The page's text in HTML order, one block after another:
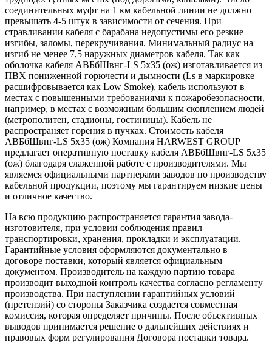
соединительных муфт на 1 км кабельной линии не должно
превышать 4-5 штук в зависимости от сечения. При
стравливании кабеля с барабана недопустимы его резкие
изгибы, заломы, перекручивания. Минимальный радиус на
изгиб не менее 7,5 наружных диаметров кабеля. Так как
оболочка кабеля АВБбШвнг-LS 5х35 (ож) изготавливается из
ПВХ пониженной горючести и дымности (Ls в маркировке
расшифровывается как Low Smoke), кабель используют в
местах с повышенными требованиями к пожаробезопасности,
например, в местах с возможным большим скоплением людей
(метрополитен, стадионы, гостиницы). Кабель не
распространяет горения в пучках. Стоимость кабеля
АВБбШвнг-LS 5х35 (ож) Компания HARWEST GROUP
предлагает оперативную поставку кабеля АВБбШвнг-LS 5х35
(ож) благодаря слаженной работе с производителями. Мы
являемся официальными партнерами заводов по производству
кабельной продукции, поэтому мы гарантируем низкие цены
и отличное качество.
На всю продукцию распространяется гарантия завода-
изготовителя, при условии соблюдения правил
транспортировки, хранения, прокладки и эксплуатации.
Гарантийные условия оформляются документально в
договоре поставки, который является официальным
документом. Производитель на каждую партию товара
производит выходной контроль качества согласно регламенту
производства. При наступлении гарантийных условий
(претензий) со стороны Заказчика создается совместная
комиссия, которая определяет причины. После объективных
выводов принимается решение о дальнейших действиях и
правовых форм регулирования Договора поставки товара.